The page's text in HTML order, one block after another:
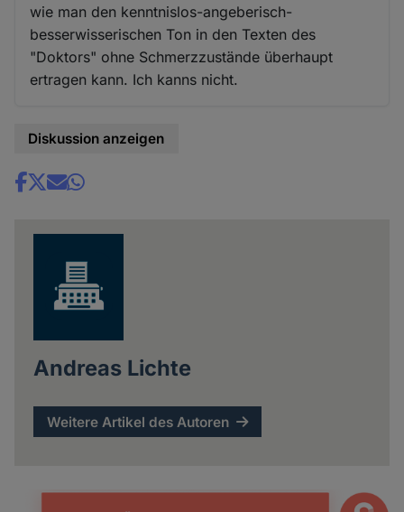
wie man den kenntnislos-angeberisch-
besserwisserischen Ton in den Texten des
"Doktors" ohne Schmerzzustände überhaupt
ertragen kann. Ich kanns nicht.
Diskussion anzeigen
Share
Andreas Lichte
Weitere Artikel des Autoren